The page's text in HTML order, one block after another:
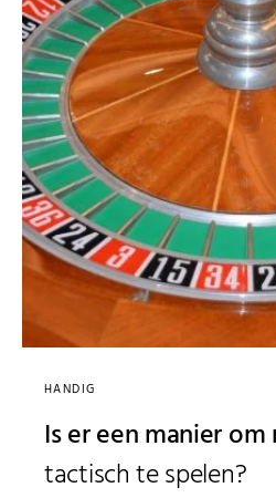
HANDIG
Is er een manier
tactisch te spelen?